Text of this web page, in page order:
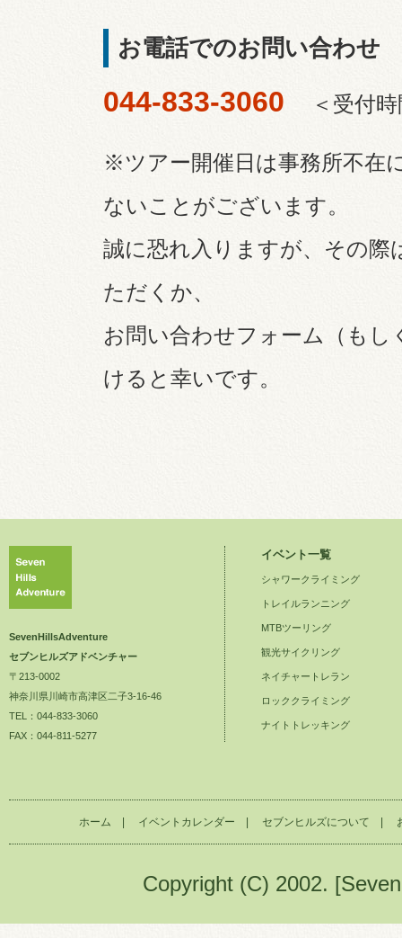
お電話でのお問い合わせ
044-833-3060 ＜受付
※ツアー開催日は事務所不在
ないことがございます。
誠に恐れ入りますが、その際
ただくか、
お問い合わせフォーム（も
けると幸いです。
SevenHillsAdventure
セブンヒルズアドベンチャー
〒213-0002
神奈川県川崎市高津区二子3-16-46
TEL：044-833-3060
FAX：044-811-5277
イベント一覧
シャワークライミング
トレイルランニング
MTBツーリング
観光サイクリング
ネイチャートレラン
ロッククライミング
ナイトトレッキング
ホーム イベントカレンダー セブンヒルズについて
Copyright (C) 2002.